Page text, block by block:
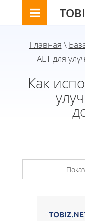
Главная \
ALT для
Как